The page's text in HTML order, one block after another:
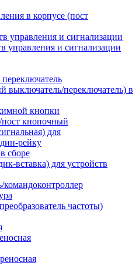
в корпусе (пост
управления и сигнализации
управления и сигнализации
переключатель) в
кнопки
пост кнопочный
для
рейку
сборе
вставка) для устройств
частоты)